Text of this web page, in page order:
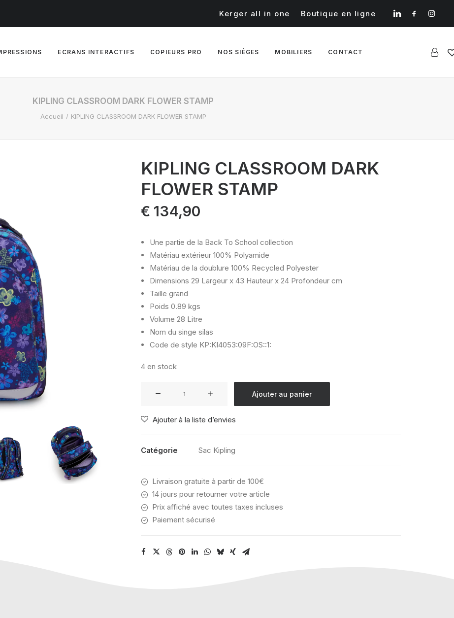
Kerger all in one Boutique en ligne
ECRANS INTERACTIFS COPIEURS PRO NOS SIÈGES MOBILIERS CONTACT
KIPLING CLASSROOM DARK FLOWER STAMP
Accueil KIPLING CLASSROOM DARK FLOWER STAMP
KIPLING CLASSROOM DARK
FLOWER STAMP
€ 134,90
Une partie de la Back To School collection
Matériau extérieur 100% Polyamide
Matériau de la doublure 100% Recycled Polyester
Dimensions 29 Largeur x 43 Hauteur x 24 Profondeur cm
Taille grand
Poids 0.89 kgs
Volume 28 Litre
Nom du singe silas
Code de style KP:KI4053:09F:OS::1:
4 en stock
CLASSROOM
FLOWER
Ajouter au panier
Ajouter à la liste d’envies
Catégorie Sac Kipling
Livraison gratuite à partir de 100€
14 jours pour retourner votre article
Prix affiché avec toutes taxes incluses
Paiement sécurisé